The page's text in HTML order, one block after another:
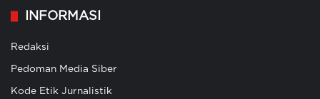
INFORMASI
Redaksi
Pedoman Media Siber
Kode Etik Jurnalistik